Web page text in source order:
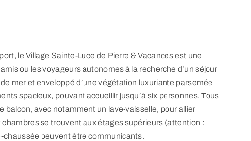
le Village Sainte-Luce de Pierre & Vacances est une
ou les voyageurs autonomes à la recherche d’un séjour
mer et enveloppé d’une végétation luxuriante parsemée
spacieux, pouvant accueillir jusqu’à six personnes. Tous
balcon, avec notamment un lave-vaisselle, pour allier
se trouvent aux étages supérieurs (attention :
chaussée peuvent être communicants.